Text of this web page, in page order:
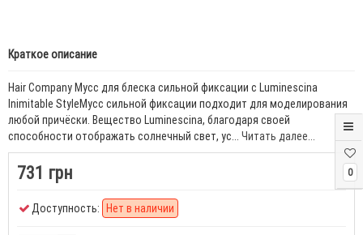
0
Краткое описание
Hair Company Мусс для блеска сильной фиксации с Luminescina
Inimitable StyleМусс сильной фиксации подходит для моделирования
любой причёски. Вещество Luminescina, благодаря своей
способности отображать солнечный свет, ус... Читать далее...
731 грн
Доступность: Нет в наличии